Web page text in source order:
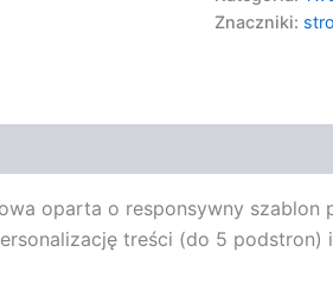
Znaczniki:
oparta o responsywny szablon
treści (do 5